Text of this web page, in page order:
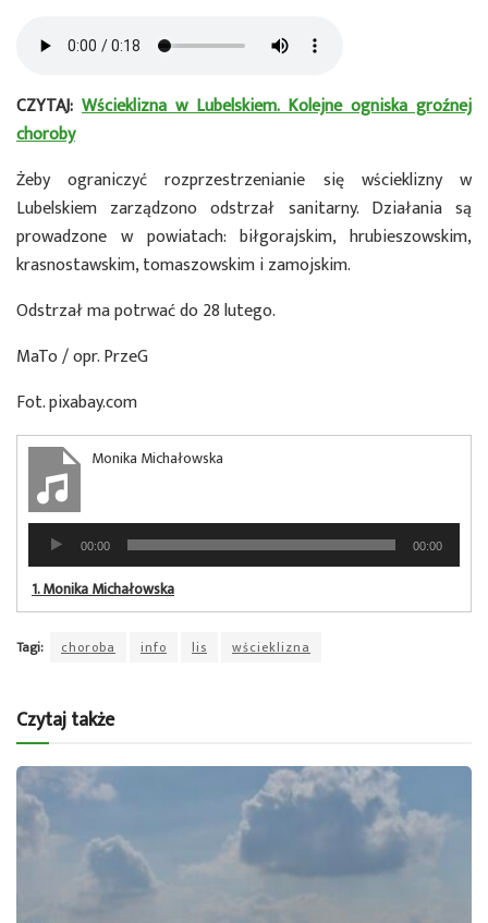
CZYTAJ: Wścieklizna w Lubelskiem. Kolejne ogniska groźnej
choroby
Żeby ograniczyć rozprzestrzenianie się wścieklizny w
Lubelskiem zarządzono odstrzał sanitarny. Działania są
prowadzone w powiatach: biłgorajskim, hrubieszowskim,
krasnostawskim, tomaszowskim i zamojskim.
Odstrzał ma potrwać do 28 lutego.
MaTo / opr. PrzeG
Fot. pixabay.com
Monika Michałowska
Odtwarzacz
plików
dźwiękowych
00:00 00:00
1.Monika Michałowska
Tagi: choroba info lis wścieklizna
Czytaj także